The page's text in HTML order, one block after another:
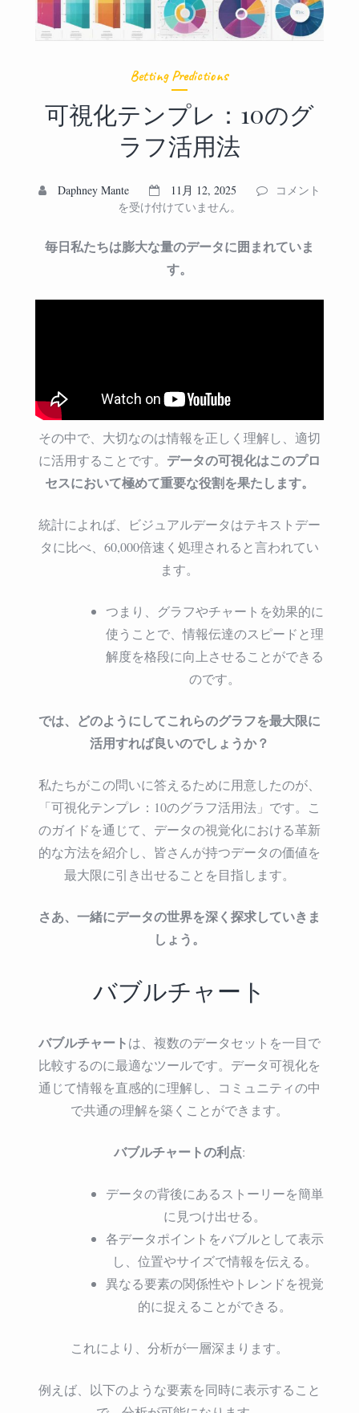
Betting Predictions
可視化テンプレ：10のグ
ラフ活用法
Daphney Mante 11月 12, 2025
可
テ
ン
は
コメント
を受け付けていません。
毎日私たちは膨大な量のデータに囲まれていま
す。
その中で、大切なのは情報を正しく理解し、適切
に活用することです。 データの可視化はこのプロ
セスにおいて極めて重要な役割を果たします。
統計によれば、ビジュアルデータはテキストデー
タに比べ、60,000倍速く処理されると言われてい
ます。
つまり、グラフやチャートを効果的に
使うことで、情報伝達のスピードと理
解度を格段に向上させることができる
のです。
では、どのようにしてこれらのグラフを最大限に
活用すれば良いのでしょうか？
私たちがこの問いに答えるために用意したのが、
「可視化テンプレ：10のグラフ活用法」です。こ
のガイドを通じて、データの視覚化における革新
的な方法を紹介し、皆さんが持つデータの価値を
最大限に引き出せることを目指します。
さあ、一緒にデータの世界を深く探求していきま
しょう。
バブルチャート
バブルチャートは、複数のデータセットを一目で
比較するのに最適なツールです。データ可視化を
通じて情報を直感的に理解し、コミュニティの中
で共通の理解を築くことができます。
バブルチャートの利点:
データの背後にあるストーリーを簡単
に見つけ出せる。
各データポイントをバブルとして表示
し、位置やサイズで情報を伝える。
異なる要素の関係性やトレンドを視覚
的に捉えることができる。
これにより、分析が一層深まります。
例えば、以下のような要素を同時に表示すること